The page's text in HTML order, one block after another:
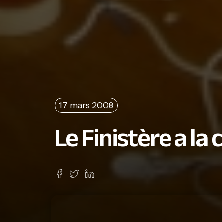
17 mars 2008
Le Finistère a la